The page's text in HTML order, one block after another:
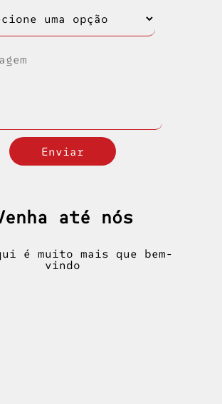
até nós
é muito mais que bem-
vindo